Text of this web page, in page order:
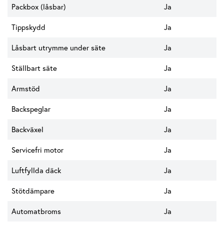
Packbox (låsbar) Ja
Tippskydd Ja
Låsbart utrymme under säte Ja
Ställbart säte Ja
Armstöd Ja
Backspeglar Ja
Backväxel Ja
Servicefri motor Ja
Luftfyllda däck Ja
Stötdämpare Ja
Automatbroms Ja